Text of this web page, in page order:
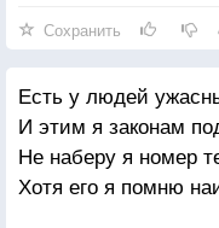
Я стою у окна и
В этот час кто то
Мы же сможем еще
Вами где-нибудь
Сохранить
Есть у людей
И этим я законам
Не наберу я номер
Хотя его я помню